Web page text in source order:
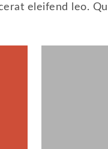
eleifend leo.